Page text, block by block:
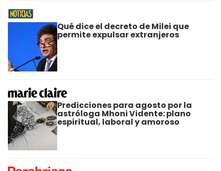
Qué dice el decreto de Milei que
permite expulsar extranjeros
Predicciones para agosto por la
astróloga Mhoni Vidente: plano
espiritual, laboral y amoroso